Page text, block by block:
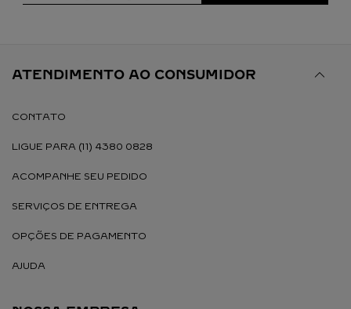
ATENDIMENTO AO CONSUMIDOR
CONTATO
LIGUE PARA (11) 4380 0828
ACOMPANHE SEU PEDIDO
SERVIÇOS DE ENTREGA
OPÇÕES DE PAGAMENTO
AJUDA